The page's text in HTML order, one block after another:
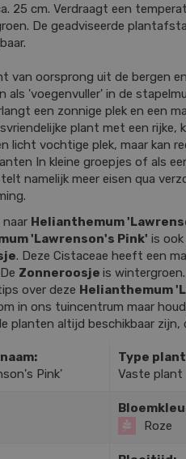
25 cm. Verdraagt een
De geadviseerde
van oorsprong uit de bergen
als 'voegenvuller' in de
een zonnige plek en een
plant met een rijke,
licht vochtige plek, maar kan
In kleine groepjes of als
namelijk meer eisen qua
naar Helianthemum
'Lawrenson's Pink' is
. Deze Cistaceae heeft een
Zonneroosje is
over deze Helianthemum
in ons tuincentrum maar
planten altijd beschikbaar zijn,
Pink'
Type
Vaste plant
Roze